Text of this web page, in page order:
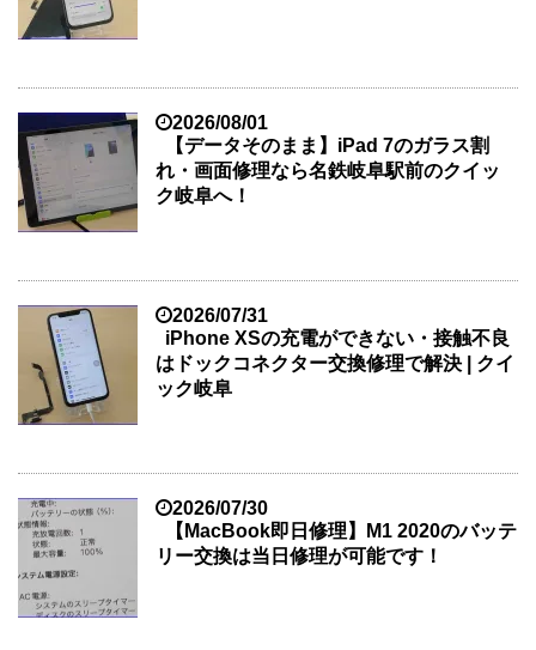
2026/08/01
【データそのまま】iPad 7のガラス割
れ・画面修理なら名鉄岐阜駅前のクイッ
ク岐阜へ！
2026/07/31
iPhone XSの充電ができない・接触不良
はドックコネクター交換修理で解決 | クイ
ック岐阜
2026/07/30
【MacBook即日修理】M1 2020のバッテ
リー交換は当日修理が可能です！